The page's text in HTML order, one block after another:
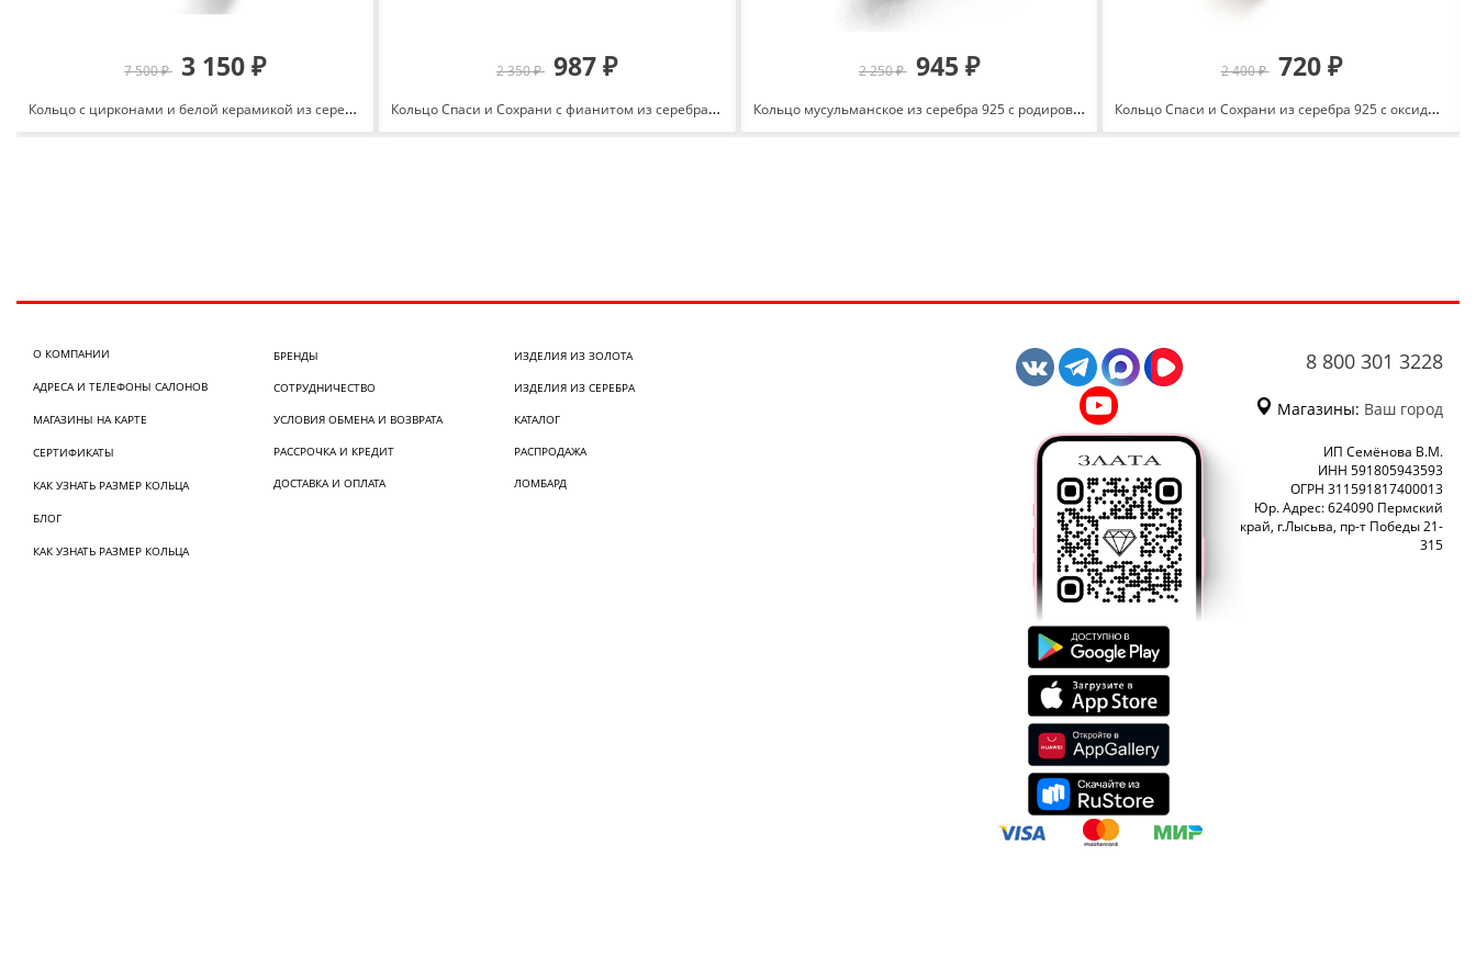
7 500 ₽ 3 150 ₽
Кольцо с цирконами и белой керамикой из серебра 925 с родированием 636477
2 350 ₽ 987 ₽
Кольцо Спаси и Сохрани с фианитом из серебра 925 с родированием 10100111792-501
2 250 ₽ 945 ₽
Кольцо мусульманское из серебра 925 с родированием 52995.5
2 400 ₽ 720 ₽
Кольцо Спаси и Сохрани из серебра 925 с оксидированием К-2276о
О КОМПАНИИ
АДРЕСА И ТЕЛЕФОНЫ САЛОНОВ
МАГАЗИНЫ НА КАРТЕ
СЕРТИФИКАТЫ
КАК УЗНАТЬ РАЗМЕР КОЛЬЦА
БЛОГ
КАК УЗНАТЬ РАЗМЕР КОЛЬЦА
БРЕНДЫ
СОТРУДНИЧЕСТВО
УСЛОВИЯ ОБМЕНА И ВОЗВРАТА
РАССРОЧКА И КРЕДИТ
ДОСТАВКА И ОПЛАТА
ИЗДЕЛИЯ ИЗ ЗОЛОТА
ИЗДЕЛИЯ ИЗ СЕРЕБРА
КАТАЛОГ
РАСПРОДАЖА
ЛОМБАРД
8 800 301 3228
Магазины: Ваш город
ИП Семёнова В.М.
ИНН 591805943593
ОГРН 311591817400013
Юр. Адрес: 624090 Пермский
край, г.Лысьва, пр-т Победы 21-
315